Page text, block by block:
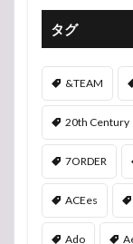
タグ
&TEAM
20th Century
7ORDER
ACEes
Ado